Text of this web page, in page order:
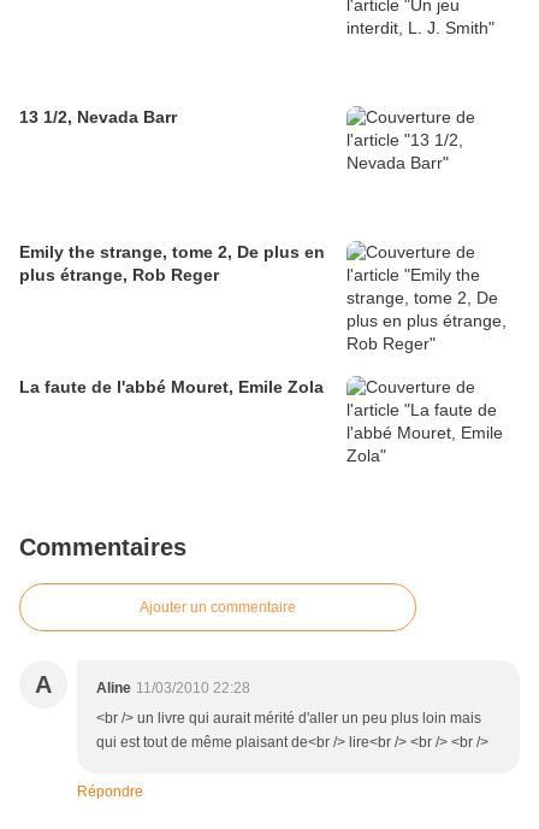
13 1/2, Nevada Barr
Emily the strange, tome 2, De plus en
plus étrange, Rob Reger
La faute de l'abbé Mouret, Emile Zola
Commentaires
Ajouter un commentaire
A Aline 11/03/2010 22:28
<br /> un livre qui aurait mérité d'aller un peu plus loin mais
qui est tout de même plaisant de<br /> lire<br /> <br /> <br />
Répondre